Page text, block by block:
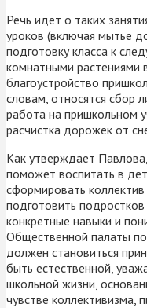
Речь идет о таких
уроков (включая мытье
подготовку класса к
комнатными растениями
благоустройство
словам, относятся сбор
работа на пришкольном
расчистка дорожек от
Как утверждает
поможет воспитать в
сформировать
подготовить
конкретные навыки и
Общественной палаты
должен становиться
быть естественной,
школьной жизни,
чувстве коллективизма,